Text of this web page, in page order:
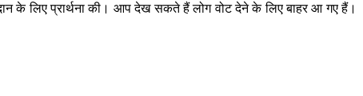
के लिए प्रार्थना की। आप देख सकते हैं लोग वोट देने के लिए बाहर आ गए हैं।